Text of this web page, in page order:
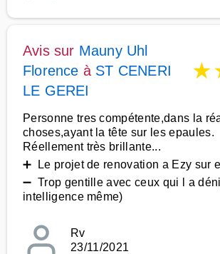
Avis sur Mauny Uhl
Florence à ST CENERI
LE GEREI
★
Personne tres compétente,dans la
choses,ayant la tête sur les epaules.
Réellement très brillante...
➕ Le projet de renovation a Ezy sur
➖ Trop gentille avec ceux qui l a
intelligence même)
Rv
23/11/2021